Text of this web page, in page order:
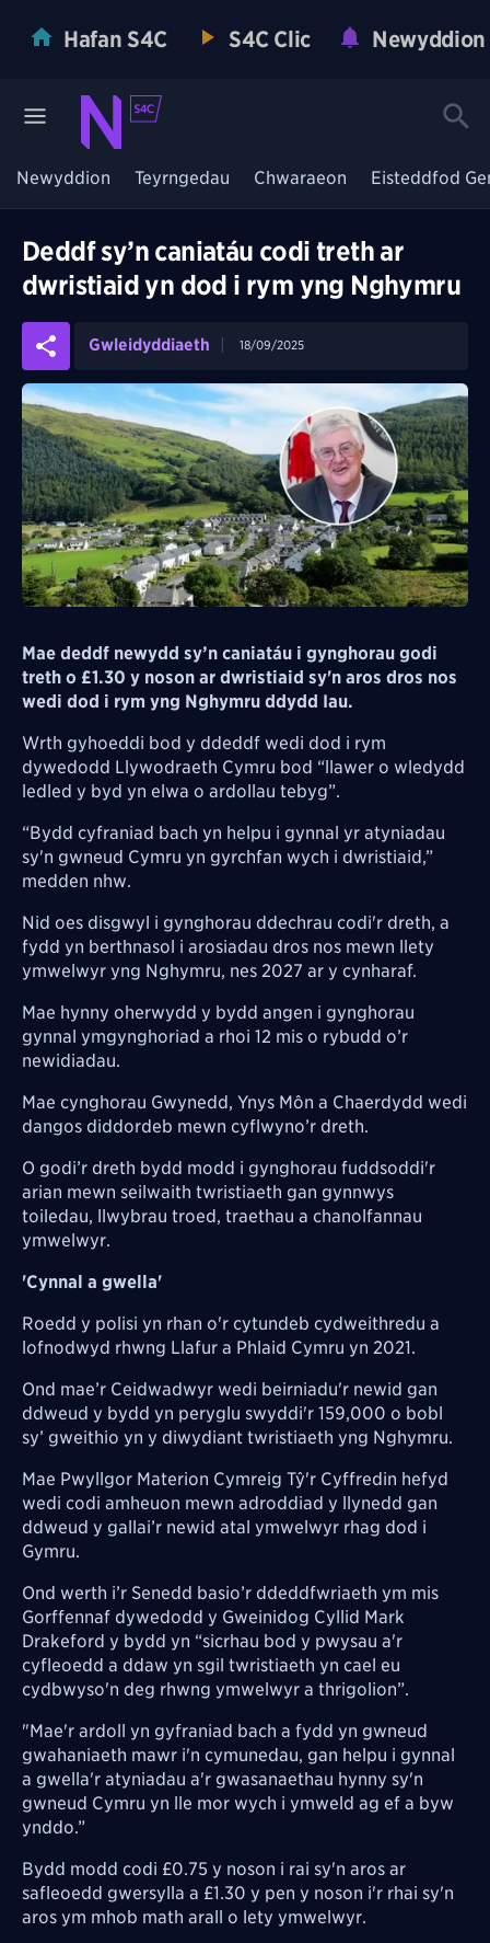
Hafan S4C S4C Clic Newyddion
Newyddion Teyrngedau Chwaraeon Eisteddfod
Deddf sy’n caniatáu codi treth ar
dwristiaid yn dod i rym yng Nghymru
Gwleidyddiaeth 18/09/2025
Mae deddf newydd sy’n caniatáu i gynghorau godi
treth o £1.30 y noson ar dwristiaid sy'n aros dros nos
wedi dod i rym yng Nghymru ddydd Iau.
Wrth gyhoeddi bod y ddeddf wedi dod i rym
dywedodd Llywodraeth Cymru bod “llawer o wledydd
ledled y byd yn elwa o ardollau tebyg”.
“Bydd cyfraniad bach yn helpu i gynnal yr atyniadau
sy'n gwneud Cymru yn gyrchfan wych i dwristiaid,”
medden nhw.
Nid oes disgwyl i gynghorau ddechrau codi'r dreth, a
fydd yn berthnasol i arosiadau dros nos mewn llety
ymwelwyr yng Nghymru, nes 2027 ar y cynharaf.
Mae hynny oherwydd y bydd angen i gynghorau
gynnal ymgynghoriad a rhoi 12 mis o rybudd o’r
newidiadau.
Mae cynghorau Gwynedd, Ynys Môn a Chaerdydd wedi
dangos diddordeb mewn cyflwyno’r dreth.
O godi’r dreth bydd modd i gynghorau fuddsoddi'r
arian mewn seilwaith twristiaeth gan gynnwys
toiledau, llwybrau troed, traethau a chanolfannau
ymwelwyr.
'Cynnal a gwella'
Roedd y polisi yn rhan o'r cytundeb cydweithredu a
lofnodwyd rhwng Llafur a Phlaid Cymru yn 2021.
Ond mae’r Ceidwadwyr wedi beirniadu'r newid gan
ddweud y bydd yn peryglu swyddi'r 159,000 o bobl
sy’ gweithio yn y diwydiant twristiaeth yng Nghymru.
Mae Pwyllgor Materion Cymreig Tŷ'r Cyffredin hefyd
wedi codi amheuon mewn adroddiad y llynedd gan
ddweud y gallai’r newid atal ymwelwyr rhag dod i
Gymru.
Ond werth i’r Senedd basio’r ddeddfwriaeth ym mis
Gorffennaf dywedodd y Gweinidog Cyllid Mark
Drakeford y bydd yn “sicrhau bod y pwysau a'r
cyfleoedd a ddaw yn sgil twristiaeth yn cael eu
cydbwyso'n deg rhwng ymwelwyr a thrigolion”.
"Mae'r ardoll yn gyfraniad bach a fydd yn gwneud
gwahaniaeth mawr i'n cymunedau, gan helpu i gynnal
a gwella'r atyniadau a'r gwasanaethau hynny sy'n
gwneud Cymru yn lle mor wych i ymweld ag ef a byw
ynddo.”
Bydd modd codi £0.75 y noson i rai sy'n aros ar
safleoedd gwersylla a £1.30 y pen y noson i'r rhai sy'n
aros ym mhob math arall o lety ymwelwyr.